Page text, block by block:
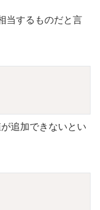
当するものだと言
追加できないとい